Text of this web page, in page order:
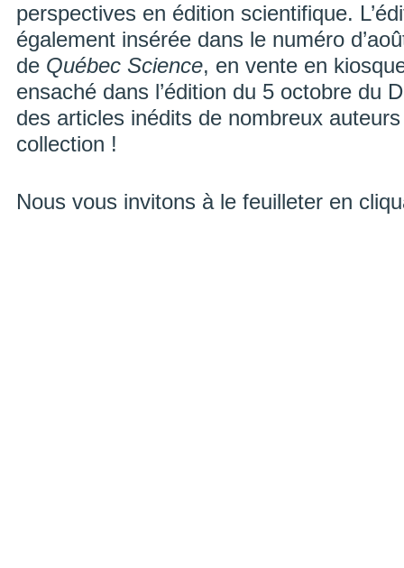
perspectives en édition scientifique.
également insérée dans le numéro
de Québec Science, en vente en
ensaché dans l’édition du 5 octobre du
des articles inédits de nombreux
collection !
Nous vous invitons à le feuilleter en